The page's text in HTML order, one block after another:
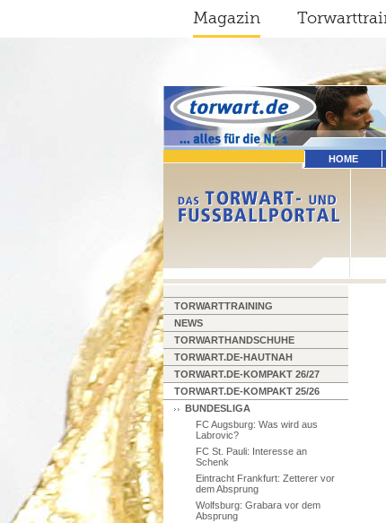
Magazin
HOME
TORWARTTRAINING
NEWS
TORWARTHANDSCHUHE
TORWART.DE-HAUTNAH
TORWART.DE-KOMPAKT 26/27
TORWART.DE-KOMPAKT 25/26
BUNDESLIGA
FC Augsburg: Was wird aus
Labrovic?
FC St. Pauli: Interesse an
Schenk
Eintracht Frankfurt: Zetterer vor
dem Absprung
Wolfsburg: Grabara vor dem
Absprung